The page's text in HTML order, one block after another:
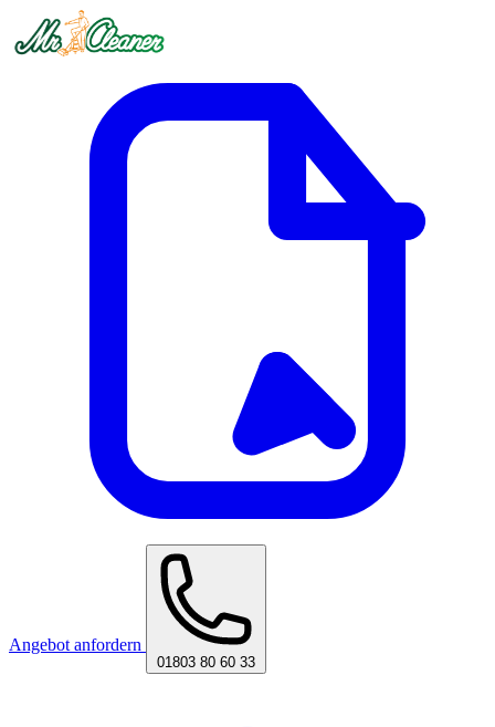
Angebot anfordern
01803 80 60 33